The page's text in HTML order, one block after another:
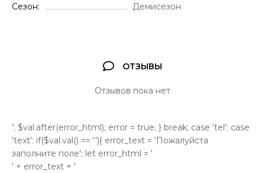
Сезон Демисезон
ОТЗЫВЫ
Отзывов пока нет
'; $val.after(error_html); error = true; } break; case 'tel': case
'text': if($val.val() == ''){ error_text = 'Пожалуйста
заполните поле'; let error_html = '
' + error_text + '